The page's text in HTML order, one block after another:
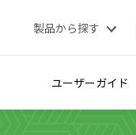
製品から探す
ユーザーガイド